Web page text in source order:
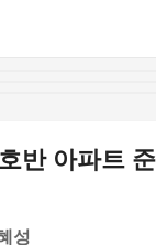
반 아파트
성